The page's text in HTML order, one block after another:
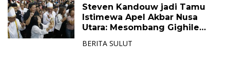
November 2024
Steven Kandouw jadi Tamu
Istimewa Apel Akbar Nusa
Utara: Mesombang Gighile
BERITA SULUT